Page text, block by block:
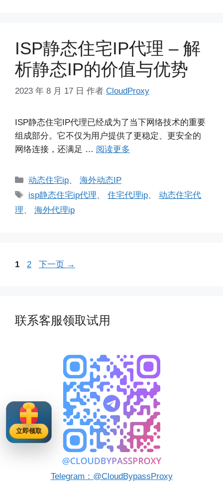
ISP静态住宅IP代理 – 解
析静态IP的价值与优势
2023 年 8 月 17 日 作者 CloudProxy
ISP静态住宅IP代理已经成为了当下网络技术的重要
组成部分。它不仅为用户提供了更稳定、更安全的
网络连接，还满足 … 阅读更多
分
类
动态住宅ip、海外动态IP
标
签
isp静态住宅ip代理、住宅代理ip、动态住宅代
理、 海外代理ip
页
1
页
2 下一页 →
联系客服领取试用
Telegram：@CloudBypassProxy
立即领取